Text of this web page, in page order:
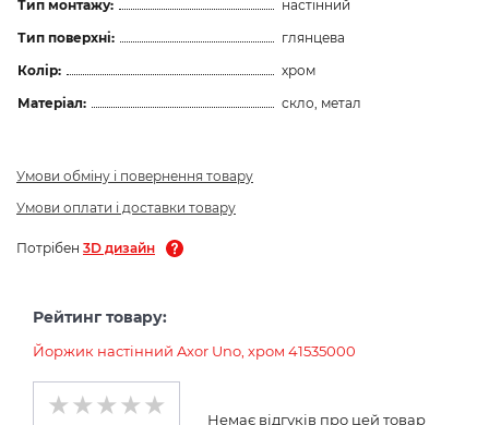
Тип монтажу:
настінний
Тип поверхні:
глянцева
Колір:
хром
Матеріал:
скло, метал
Умови обміну і повернення товару
Умови оплати і доставки товару
Потрібен 3D дизайн
Рейтинг товару:
Йоржик настінний Axor Uno, хром 41535000
Немає відгуків про цей товар